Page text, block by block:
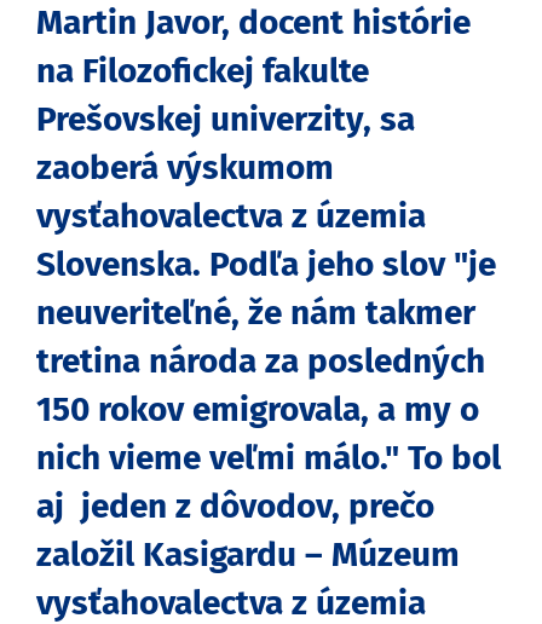
Martin Javor, docent histórie
na Filozofickej fakulte
Prešovskej univerzity, sa
zaoberá výskumom
vysťahovalectva z územia
Slovenska. Podľa jeho slov "je
neuveriteľné, že nám takmer
tretina národa za posledných
150 rokov emigrovala, a my o
nich vieme veľmi málo." To bol
aj jeden z dôvodov, prečo
založil Kasigardu – Múzeum
vysťahovalectva z územia